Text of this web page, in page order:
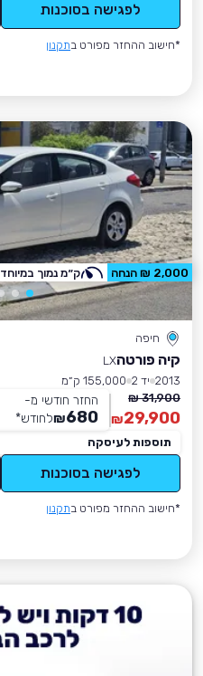
לפגישה בסוכנות
*חישוב ההחזר מפורט בתקנון
חיפה
קיה פורטהLX
2013 יד 2
155,000 ק״מ
31,900 ₪
29,900
₪
החזר חודשי מ-
680
₪לחודש*
תוספות לעיסקה
לפגישה בסוכנות
*חישוב ההחזר מפורט בתקנון
2,000 ₪ הנחה ק״מ נמוך במיוחד